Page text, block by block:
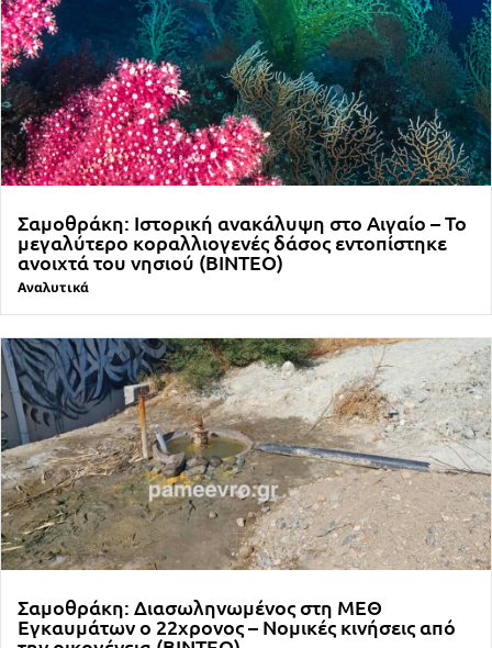
Σαμοθράκη: Ιστορική ανακάλυψη στο Αιγαίο – Το
μεγαλύτερο κοραλλιογενές δάσος εντοπίστηκε
ανοιχτά του νησιού (ΒΙΝΤΕΟ)
Αναλυτικά
Σαμοθράκη: Διασωληνωμένος στη ΜΕΘ
Εγκαυμάτων ο 22χρονος – Νομικές κινήσεις από